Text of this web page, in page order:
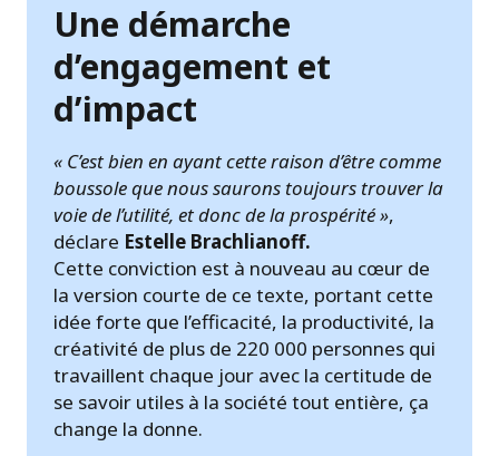
Une démarche
d’engagement et
d’impact
« C’est bien en ayant cette raison d’être comme
boussole que nous saurons toujours trouver la
voie de l’utilité, et donc de la prospérité »,
déclare Estelle Brachlianoff.
Cette conviction est à nouveau au cœur de
la version courte de ce texte, portant cette
idée forte que l’efficacité, la productivité, la
créativité de plus de 220 000 personnes qui
travaillent chaque jour avec la certitude de
se savoir utiles à la société tout entière, ça
change la donne.